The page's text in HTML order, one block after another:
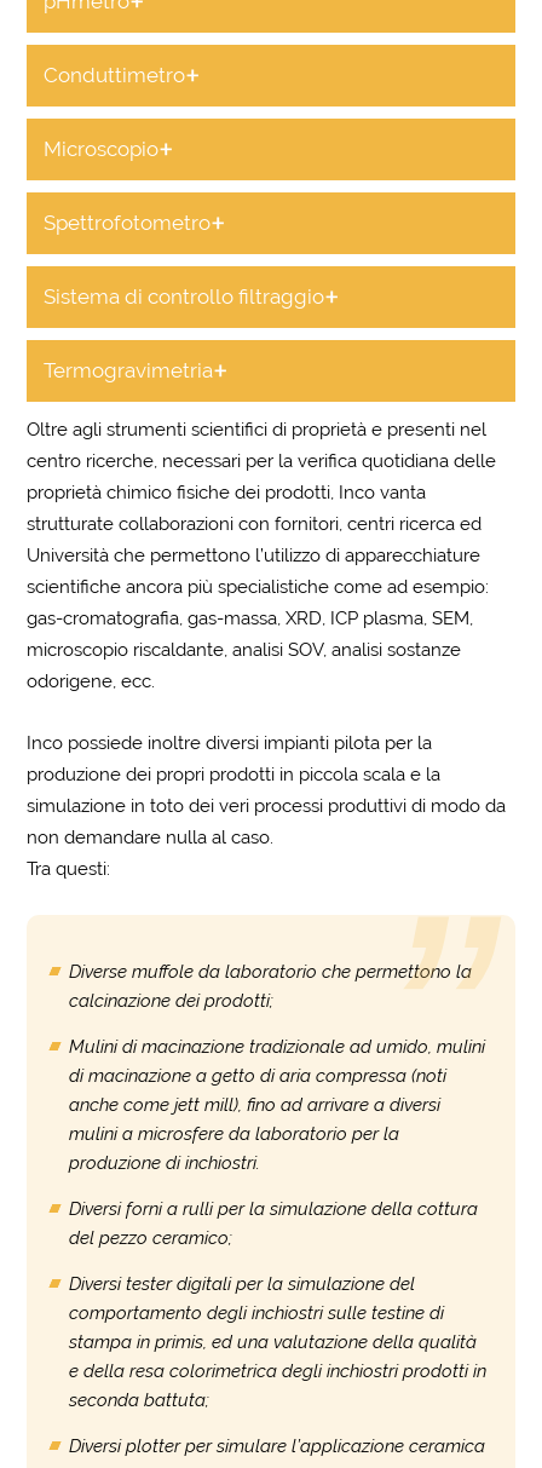
Conduttimetro+
Microscopio+
Spettrofotometro+
Sistema di controllo filtraggio+
Termogravimetria+
Oltre agli strumenti scientifici di proprietà e presenti nel
centro ricerche, necessari per la verifica quotidiana delle
proprietà chimico fisiche dei prodotti, Inco vanta
strutturate collaborazioni con fornitori, centri ricerca ed
Università che permettono l’utilizzo di apparecchiature
scientifiche ancora più specialistiche come ad esempio:
gas-cromatografia, gas-massa, XRD, ICP plasma, SEM,
microscopio riscaldante, analisi SOV, analisi sostanze
odorigene, ecc.
Inco possiede inoltre diversi impianti pilota per la
produzione dei propri prodotti in piccola scala e la
simulazione in toto dei veri processi produttivi di modo da
non demandare nulla al caso.
Tra questi:
Diverse muffole da laboratorio che permettono la
calcinazione dei prodotti;
Mulini di macinazione tradizionale ad umido, mulini
di macinazione a getto di aria compressa (noti
anche come jett mill), fino ad arrivare a diversi
mulini a microsfere da laboratorio per la
produzione di inchiostri.
Diversi forni a rulli per la simulazione della cottura
del pezzo ceramico;
Diversi tester digitali per la simulazione del
comportamento degli inchiostri sulle testine di
stampa in primis, ed una valutazione della qualità
e della resa colorimetrica degli inchiostri prodotti in
seconda battuta;
Diversi plotter per simulare l’applicazione ceramica